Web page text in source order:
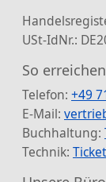
USt-IdNr.:
So
Telefon: +49
E-Mail:
Buchhaltung:
Technik: